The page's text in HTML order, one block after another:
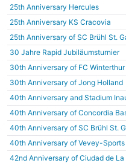
25th Anniversary Hercules
25th Anniversary KS Cracovia
25th Anniversary of SC Brühl St.
30 Jahre Rapid Jubiläumsturnier
30th Anniversary of FC Winterthur
30th Anniversary of Jong Holland
40th Anniversary and Stadium
40th Anniversary of Concordia
40th Anniversary of SC Brühl St.
40th Anniversary of Vevey-Sports
42nd Anniversary of Ciudad de La